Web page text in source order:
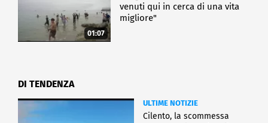
01:07
venuti qui in cerca di una vita
migliore"
DI TENDENZA
ULTIME NOTIZIE
Cilento, la scommessa